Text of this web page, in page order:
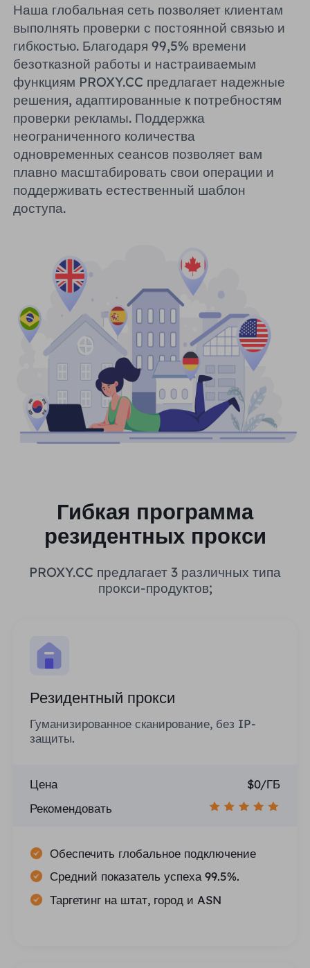
Наша глобальная сеть позволяет клиентам
выполнять проверки с постоянной связью и
гибкостью. Благодаря 99,5% времени
безотказной работы и настраиваемым
функциям PROXY.CC предлагает надежные
решения, адаптированные к потребностям
проверки рекламы. Поддержка
неограниченного количества
одновременных сеансов позволяет вам
плавно масштабировать свои операции и
поддерживать естественный шаблон
доступа.
Гибкая программа
резидентных прокси
PROXY.CC предлагает 3 различных типа
прокси-продуктов;
Резидентный прокси
Гуманизированное сканирование, без IP-
защиты.
Цена
$0/ГБ
Рекомендовать
Обеспечить глобальное подключение
Средний показатель успеха 99.5%.
Таргетинг на штат, город и ASN